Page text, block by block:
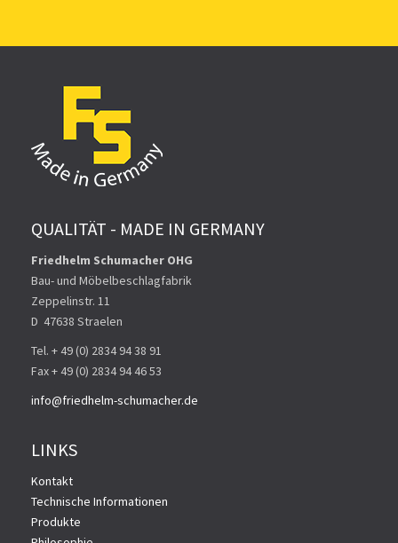
QUALITÄT - MADE IN GERMANY
Friedhelm Schumacher OHG
Bau- und Möbelbeschlagfabrik
Zeppelinstr. 11
D ­ 47638 Straelen
Tel. + 49 (0) 2834 94 38 91
Fax + 49 (0) 2834 94 46 53
info@friedhelm-schumacher.de
LINKS
Kontakt
Technische Informationen
Produkte